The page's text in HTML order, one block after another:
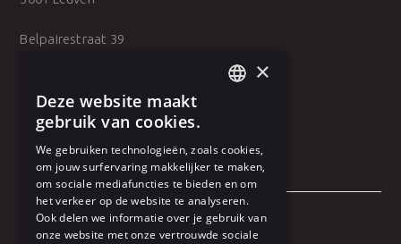
Belpairestraat 39
Algemene voorwaarden
FRENCH
×
Deze website maakt
gebruik van cookies.
We gebruiken technologieën, zoals cookies,
om jouw surfervaring makkelijker te maken,
om sociale mediafuncties te bieden en om
het verkeer op de website te analyseren.
Ook delen we informatie over je gebruik van
onze website met onze vertrouwde sociale